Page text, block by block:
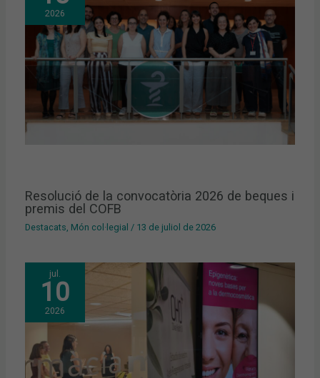
2026
Resolució de la convocatòria 2026 de beques i
premis del COFB
Destacats Món col·legial / 13 de juliol de 2026
jul.
10
2026